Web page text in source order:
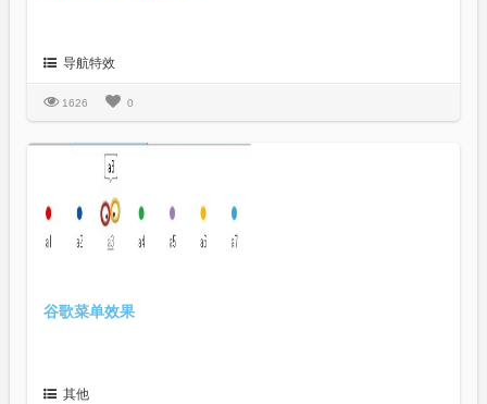
导航特效
1626 0
谷歌菜单效果
其他